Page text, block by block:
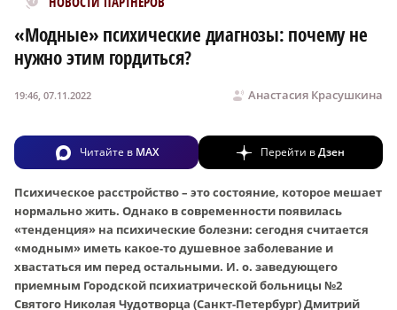
«Модные» психические диагнозы: почему не
нужно этим гордиться?
Анастасия Красушкина
19:46, 07.11.2022
Читайте в MAX Перейти вДзен
Психическое расстройство – это состояние, которое мешает
нормально жить. Однако в современности появилась
«тенденция» на психические болезни: сегодня считается
«модным» иметь какое-то душевное заболевание и
хвастаться им перед остальными. И. о. заведующего
приемным Городской психиатрической больницы №2
Святого Николая Чудотворца (Санкт-Петербург) Дмитрий